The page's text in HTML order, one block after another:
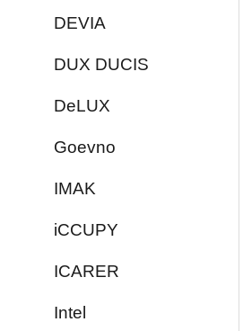
DEVIA
DUX DUCIS
DeLUX
Goevno
IMAK
iCCUPY
ICARER
Intel